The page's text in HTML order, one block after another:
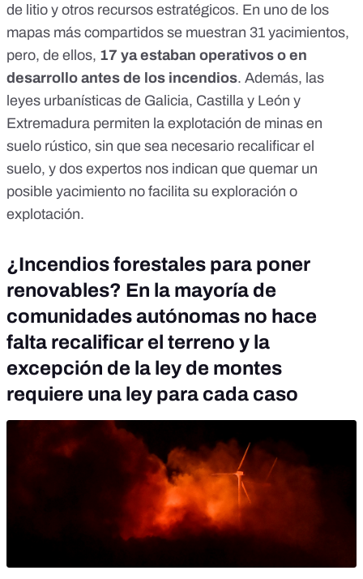
de litio y otros recursos estratégicos. En uno de los
mapas más compartidos se muestran 31 yacimientos,
pero, de ellos, 17 ya estaban operativos o en
desarrollo antes de los incendios. Además, las
leyes urbanísticas de Galicia, Castilla y León y
Extremadura permiten la explotación de minas en
suelo rústico, sin que sea necesario recalificar el
suelo, y dos expertos nos indican que quemar un
posible yacimiento no facilita su exploración o
explotación.
¿Incendios forestales para poner
renovables? En la mayoría de
comunidades autónomas no hace
falta recalificar el terreno y la
excepción de la ley de montes
requiere una ley para cada caso